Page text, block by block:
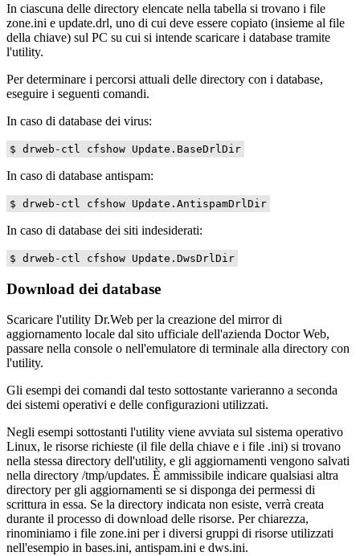
In ciascuna delle directory elencate nella tabella si trovano i file
zone.ini e update.drl, uno di cui deve essere copiato (insieme al file
della chiave) sul PC su cui si intende scaricare i database tramite
l'utility.
Per determinare i percorsi attuali delle directory con i database,
eseguire i seguenti comandi.
In caso di database dei virus:
$ drweb-ctl cfshow Update.BaseDrlDir
In caso di database antispam:
$ drweb-ctl cfshow Update.AntispamDrlDir
In caso di database dei siti indesiderati:
$ drweb-ctl cfshow Update.DwsDrlDir
Download dei database
Scaricare l'utility Dr.Web per la creazione del mirror di
aggiornamento locale dal sito ufficiale dell'azienda Doctor Web,
passare nella console o nell'emulatore di terminale alla directory con
l'utility.
Gli esempi dei comandi dal testo sottostante varieranno a seconda
dei sistemi operativi e delle configurazioni utilizzati.
Negli esempi sottostanti l'utility viene avviata sul sistema operativo
Linux, le risorse richieste (il file della chiave e i file .ini) si trovano
nella stessa directory dell'utility, e gli aggiornamenti vengono salvati
nella directory /tmp/updates. È ammissibile indicare qualsiasi altra
directory per gli aggiornamenti se si disponga dei permessi di
scrittura in essa. Se la directory indicata non esiste, verrà creata
durante il processo di download delle risorse. Per chiarezza,
rinominiamo i file zone.ini per i diversi gruppi di risorse utilizzati
nell'esempio in bases.ini, antispam.ini e dws.ini.